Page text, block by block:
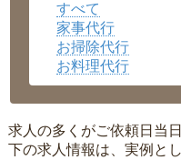
沖縄県
すべて
家事代行
お掃除代行
お料理代行
求人の多くがご依頼日当
下の求人情報は、実例と